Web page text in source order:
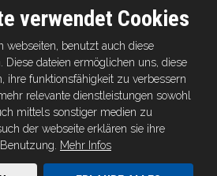
PARDUBICE machines, s.r.o.
geschützt und es gelten die
verwendet Cookies
webseiten, benutzt auch diese
Diese dateien ermöglichen uns, diese
ihre funktionsfähigkeit zu verbessern
relevante dienstleistungen sowohl
mittels sonstiger medien zu
der webseite erklären sie ihre
Mehr Infos